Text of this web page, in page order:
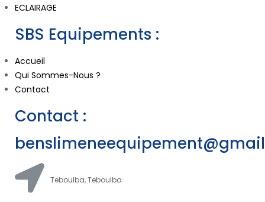
ECLAIRAGE
SBS Equipements :
Accueil
Qui Sommes-Nous ?
Contact
Contact :
Teboulba, Teboulba